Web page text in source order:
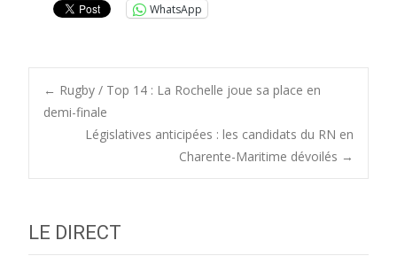
WhatsApp
Post
navigation
← Rugby / Top 14 : La Rochelle joue sa place en
demi-finale
Législatives anticipées : les candidats du RN en
Charente-Maritime dévoilés →
LE DIRECT